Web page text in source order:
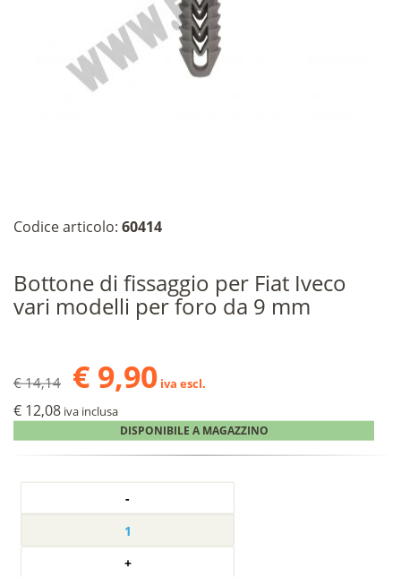
Codice articolo: 60414
Bottone di fissaggio per Fiat Iveco
vari modelli per foro da 9 mm
€ 14,14 € 9,90 iva escl.
€ 12,08 iva inclusa
DISPONIBILE A MAGAZZINO